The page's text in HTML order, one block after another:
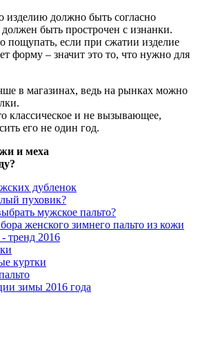
изделию должно быть согласно
быть прострочен с изнанки.
пощупать, если при сжатии изделие
форму – значит это то, что нужно для
в магазинах, ведь на рынках можно
классическое и не вызывающее,
его не один год.
и меха
дубленок
пуховик?
мужское пальто?
женского зимнего пальто из кожи
тренд 2016
куртки
зимы 2016 года